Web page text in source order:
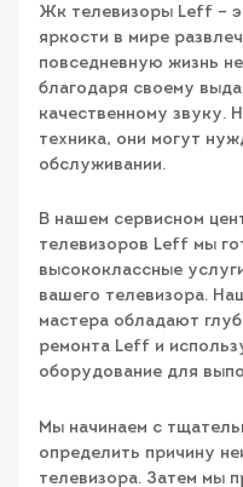
Жк телевизоры Leff –
яркости в мире
повседневную жизнь
благодаря своему
качественному звуку.
техника, они могут
обслуживании.
В нашем сервисном
телевизоров Leff мы
высококлассные
вашего телевизора.
мастера обладают
ремонта Leff и
оборудование для
Мы начинаем с
определить причину
телевизора. Затем мы